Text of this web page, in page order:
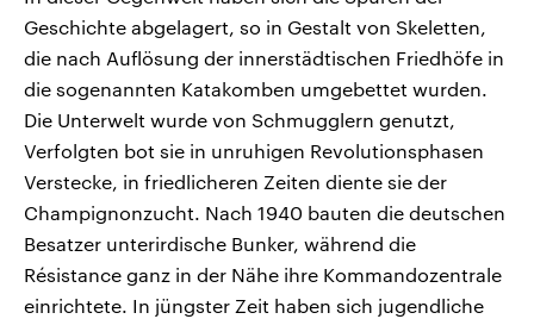
Geschichte abgelagert, so in Gestalt von Skeletten,
die nach Auflösung der innerstädtischen Friedhöfe in
die sogenannten Katakomben umgebettet wurden.
Die Unterwelt wurde von Schmugglern genutzt,
Verfolgten bot sie in unruhigen Revolutionsphasen
Verstecke, in friedlicheren Zeiten diente sie der
Champignonzucht. Nach 1940 bauten die deutschen
Besatzer unterirdische Bunker, während die
Résistance ganz in der Nähe ihre Kommandozentrale
einrichtete. In jüngster Zeit haben sich jugendliche